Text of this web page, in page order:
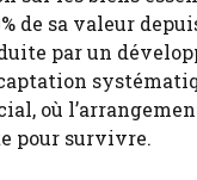
de sa valeur
par un
où
pour survivre.